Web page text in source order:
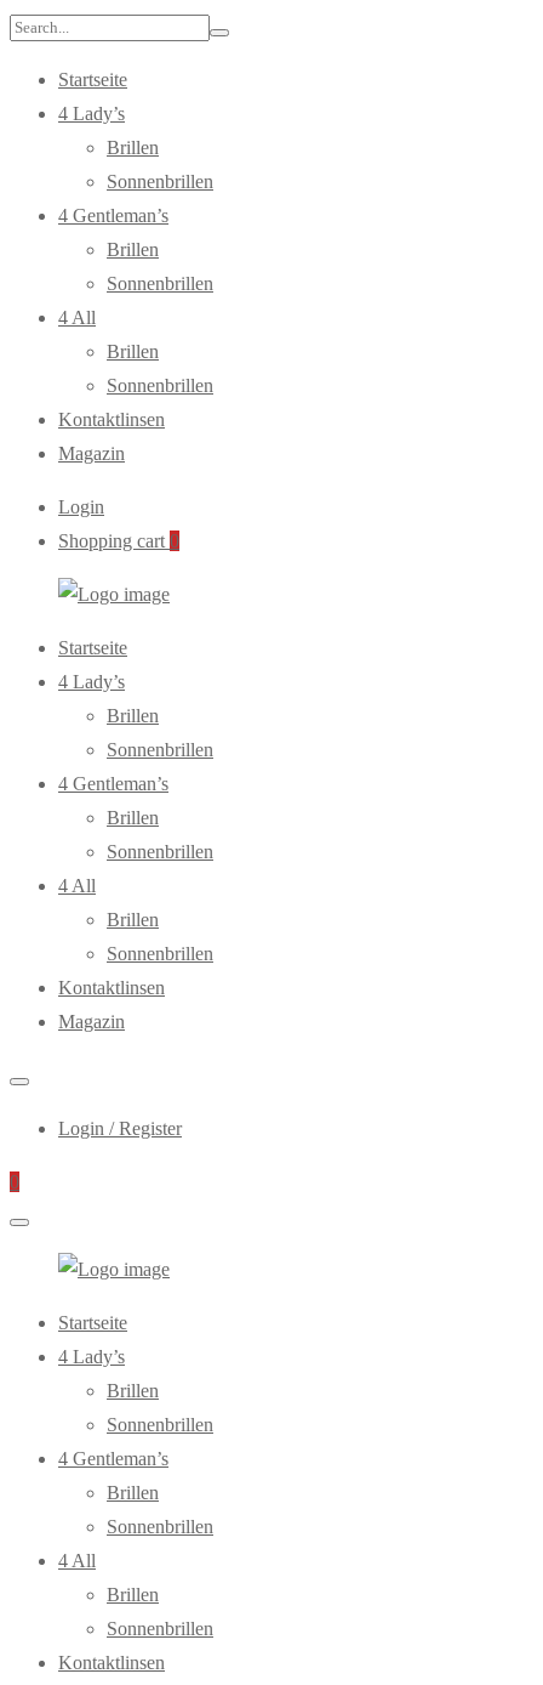
Search
Startseite
4 Lady’s
Brillen
Sonnenbrillen
4 Gentleman’s
Brillen
Sonnenbrillen
4 All
Brillen
Sonnenbrillen
Kontaktlinsen
Magazin
Login
Shopping cart 0
Primary
Menu
Startseite
4 Lady’s
Brillen
Sonnenbrillen
4 Gentleman’s
Brillen
Sonnenbrillen
4 All
Brillen
Sonnenbrillen
Kontaktlinsen
Magazin
Login / Register
0
Primary
Menu
Startseite
4 Lady’s
Brillen
Sonnenbrillen
4 Gentleman’s
Brillen
Sonnenbrillen
4 All
Brillen
Sonnenbrillen
Kontaktlinsen